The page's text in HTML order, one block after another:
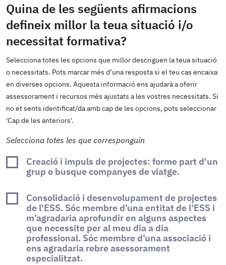
Quina de les següents afirmacions
defineix millor la teua situació i/o
necessitat formativa?
Selecciona totes les opcions que millor descriguen la teua situació
o necessitats. Pots marcar més d’una resposta si el teu cas encaixa
en diverses opcions. Aquesta informació ens ajudarà a oferir
assessorament i recursos més ajustats a les vostres necessitats. Si
no et sents identificat/da amb cap de les opcions, pots seleccionar
'Cap de les anteriors'.
Selecciona totes les que corresponguin
Creació i impuls de projectes: forme part d'un
grup o busque companyes de viatge.
Consolidació i desenvolupament de projectes
de l'ESS. Sóc membre d’una entitat de l’ESS i
m’agradaria aprofundir en alguns aspectes
que necessite per al meu dia a dia
professional. Sóc membre d’una associació i
ens agradaria rebre asessorament
especialitzat.